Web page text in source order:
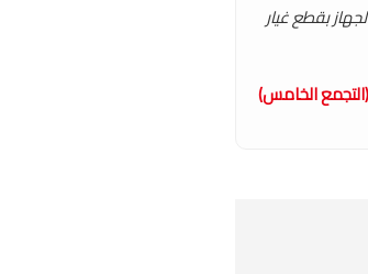
بقطع غيار
الخامس)